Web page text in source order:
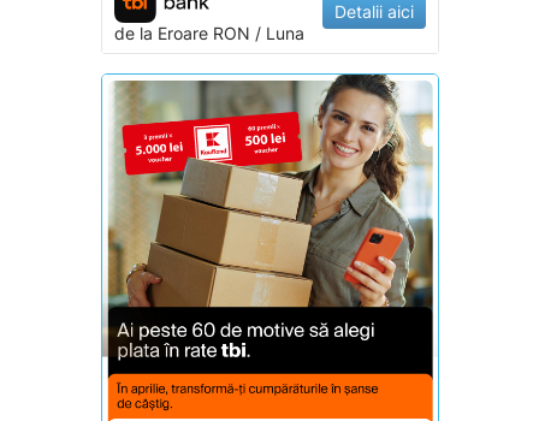
de la EroareRON / Luna
Detalii aici